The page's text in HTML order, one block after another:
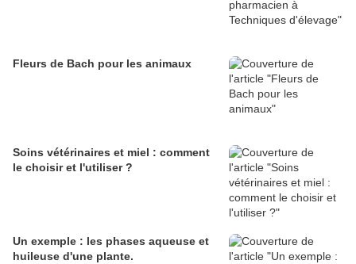
Fleurs de Bach pour les animaux
Soins vétérinaires et miel : comment
le choisir et l'utiliser ?
Un exemple : les phases aqueuse et
huileuse d'une plante.